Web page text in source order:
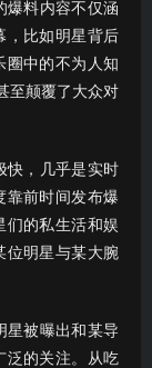
爆料内容不仅涵
，比如明星背后
圈中的不为人知
至颠覆了大众对
快，几乎是实时
靠前时间发布爆
们的私生活和娱
位明星与某大腕
星被曝出和某导
泛的关注。从吃